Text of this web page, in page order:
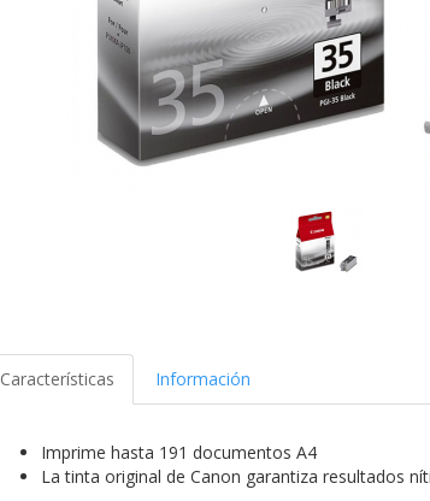
Características Información
Imprime hasta 191 documentos A4
La tinta original de Canon garantiza resultados